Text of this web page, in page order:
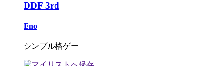
DDF 3rd
Eno
シンプル格ゲー